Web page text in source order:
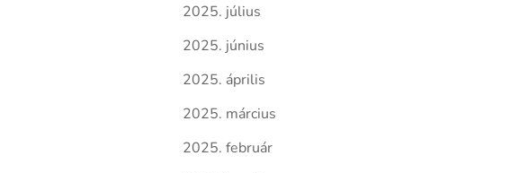
2025. július
2025. június
2025. április
2025. március
2025. február